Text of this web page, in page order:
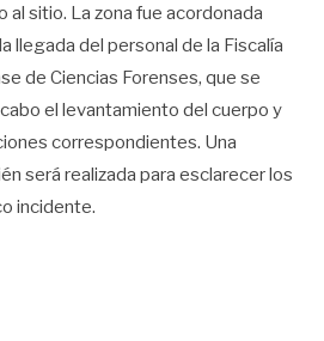
al sitio. La zona fue acordonada
llegada del personal de la Fiscalía
de Ciencias Forenses, que se
el levantamiento del cuerpo y
correspondientes. Una
será realizada para esclarecer los
incidente.